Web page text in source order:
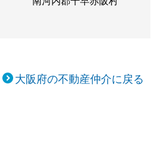
大阪府の不動産仲介に戻る